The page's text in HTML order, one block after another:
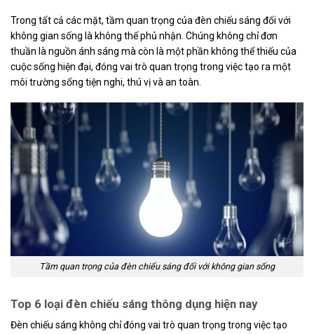
Trong tất cả các mặt, tầm quan trọng của đèn chiếu sáng đối với
không gian sống là không thể phủ nhận. Chúng không chỉ đơn
thuần là nguồn ánh sáng mà còn là một phần không thể thiếu của
cuộc sống hiện đại, đóng vai trò quan trọng trong việc tạo ra một
môi trường sống tiện nghi, thú vị và an toàn.
Tầm quan trọng của đèn chiếu sáng đối với không gian sống
Top 6 loại đèn chiếu sáng thông dụng hiện nay
Đèn chiếu sáng không chỉ đóng vai trò quan trọng trong việc tạo